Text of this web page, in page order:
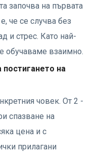
започва на първата
че се случва без
и стрес. Като най-
обучаваме взаимно.
на
човек. От 2 -
спазване на
цена и с
прилагани